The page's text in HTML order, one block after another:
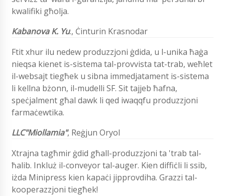
kwalifiki għolja.
Kabanova K. Yu., Ċinturin Krasnodar
Ftit xhur ilu nedew produzzjoni ġdida, u l-unika ħaġa
nieqsa kienet is-sistema tal-provvista tat-trab, weħlet
il-websajt tiegħek u sibna immedjatament is-sistema
li kellna bżonn, il-mudelli SF. Sit tajjeb ħafna,
speċjalment għal dawk li qed iwaqqfu produzzjoni
farmaċewtika.
LLC"Miollamia", Reġjun Oryol
Xtrajna tagħmir ġdid għall-produzzjoni ta 'trab tal-
ħalib. Inkluż il-conveyor tal-auger. Kien diffiċli li ssib,
iżda Minipress kien kapaċi jipprovdiha. Grazzi tal-
kooperazzjoni tiegħek!